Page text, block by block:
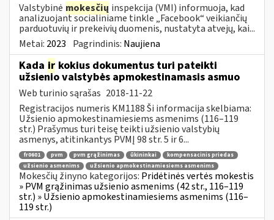
Valstybinė mokesčių inspekcija (VMI) informuoja, kad
analizuojant socialiniame tinkle „Facebook“ veikiančių
parduotuvių ir prekeivių duomenis, nustatyta atvejų, kai...
Metai: 2023 Pagrindinis: Naujiena
Kada ir kokius dokumentus turi pateikti
užsienio valstybės apmokestinamasis asmuo
Web turinio sąrašas 2018-11-22
Registracijos numeris KM1188 Ši informacija skelbiama:
Užsienio apmokestinamiesiems asmenims (116–119
str.) Prašymus turi teisę teikti užsienio valstybių
asmenys, atitinkantys PVMĮ 98 str. 5 ir 6...
fr0601 pvm pvm grąžinimas ūkininkai
kompensacinis priedas
užsienio asmenims
užsienio apmokestinamiesiems asmenims
Mokesčių žinyno kategorijos: Pridėtinės vertės mokestis
» PVM grąžinimas užsienio asmenims (42 str., 116–119
str.) » Užsienio apmokestinamiesiems asmenims (116–
119 str.)